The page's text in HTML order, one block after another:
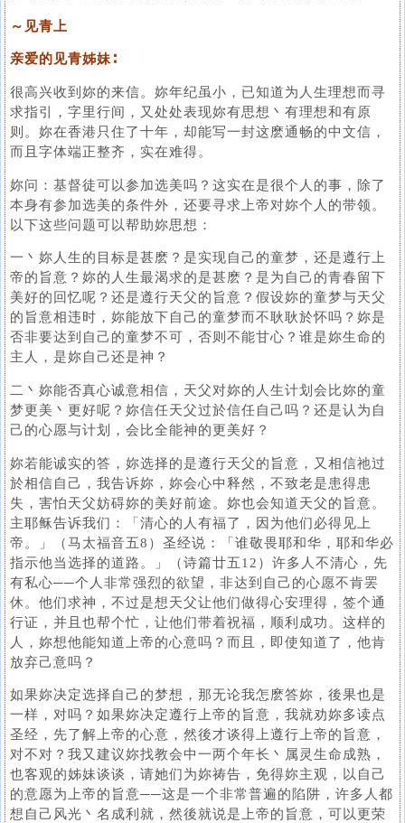
～见青上
亲爱的见青姊妹∶
很高兴收到妳的来信。妳年纪虽小，已知道为人生理想而寻
求指引，字里行间，又处处表现妳有思想丶有理想和有原
则。妳在香港只住了十年，却能写一封这麽通畅的中文信，
而且字体端正整齐，实在难得。
妳问：基督徒可以参加选美吗？这实在是很个人的事，除了
本身有参加选美的条件外，还要寻求上帝对妳个人的带领。
以下这些问题可以帮助妳思想：
一丶妳人生的目标是甚麽？是实现自己的童梦，还是遵行上
帝的旨意？妳的人生最渴求的是甚麽？是为自己的青春留下
美好的回忆呢？还是遵行天父的旨意？假设妳的童梦与天父
的旨意相违时，妳能放下自己的童梦而不耿耿於怀吗？妳是
否非要达到自己的童梦不可，否则不能甘心？谁是妳生命的
主人，是妳自己还是神？
二丶妳能否真心诚意相信，天父对妳的人生计划会比妳的童
梦更美丶更好呢？妳信任天父过於信任自己吗？还是认为自
己的心愿与计划，会比全能神的更美好？
妳若能诚实的答，妳选择的是遵行天父的旨意，又相信祂过
於相信自己，我告诉妳，妳会心中释然，不致老是患得患
失，害怕天父妨碍妳的美好前途。妳也会知道天父的旨意。
主耶稣告诉我们：「清心的人有福了，因为他们必得见上
帝。」（马太福音五8）圣经说：「谁敬畏耶和华，耶和华必
指示他当选择的道路。」（诗篇廿五12）许多人不清心，先
有私心──个人非常强烈的欲望，非达到自己的心愿不肯罢
休。他们求神，不过是想天父让他们做得心安理得，签个通
行证，并且也帮个忙，让他们带着祝福，顺利成功。这样的
人，妳想他能知道上帝的心意吗？而且，即使知道了，他肯
放弃己意吗？
如果妳决定选择自己的梦想，那无论我怎麽答妳，後果也是
一样，对吗？如果妳决定遵行上帝的旨意，我就劝妳多读点
圣经，先了解上帝的心意，然後才谈得上遵行上帝的旨意，
对不对？我又建议妳找教会中一两个年长丶属灵生命成熟，
也客观的姊妹谈谈，请她们为妳祷告，免得妳主观，以自己
的意愿为上帝的旨意──这是一个非常普遍的陷阱，许多人都
想自己风光丶名成利就，然後就说是上帝的旨意，可以更荣